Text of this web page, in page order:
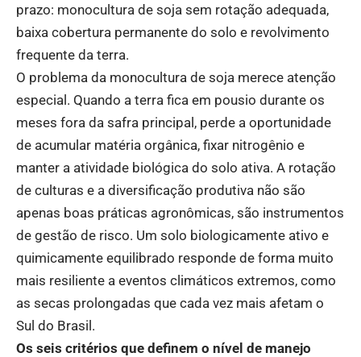
prazo: monocultura de soja sem rotação adequada,
baixa cobertura permanente do solo e revolvimento
frequente da terra.
O problema da monocultura de soja merece atenção
especial. Quando a terra fica em pousio durante os
meses fora da safra principal, perde a oportunidade
de acumular matéria orgânica, fixar nitrogênio e
manter a atividade biológica do solo ativa. A rotação
de culturas e a diversificação produtiva não são
apenas boas práticas agronômicas, são instrumentos
de gestão de risco. Um solo biologicamente ativo e
quimicamente equilibrado responde de forma muito
mais resiliente a eventos climáticos extremos, como
as secas prolongadas que cada vez mais afetam o
Sul do Brasil.
Os seis critérios que definem o nível de manejo